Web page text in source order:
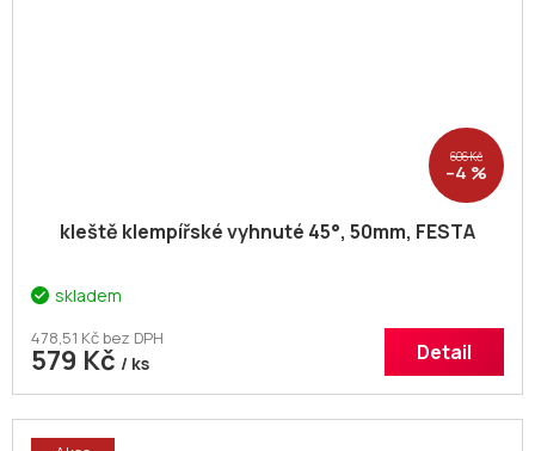
606 Kč
–4 %
kleště klempířské vyhnuté 45°, 50mm, FESTA
skladem
478,51 Kč bez DPH
579 Kč / ks Detail